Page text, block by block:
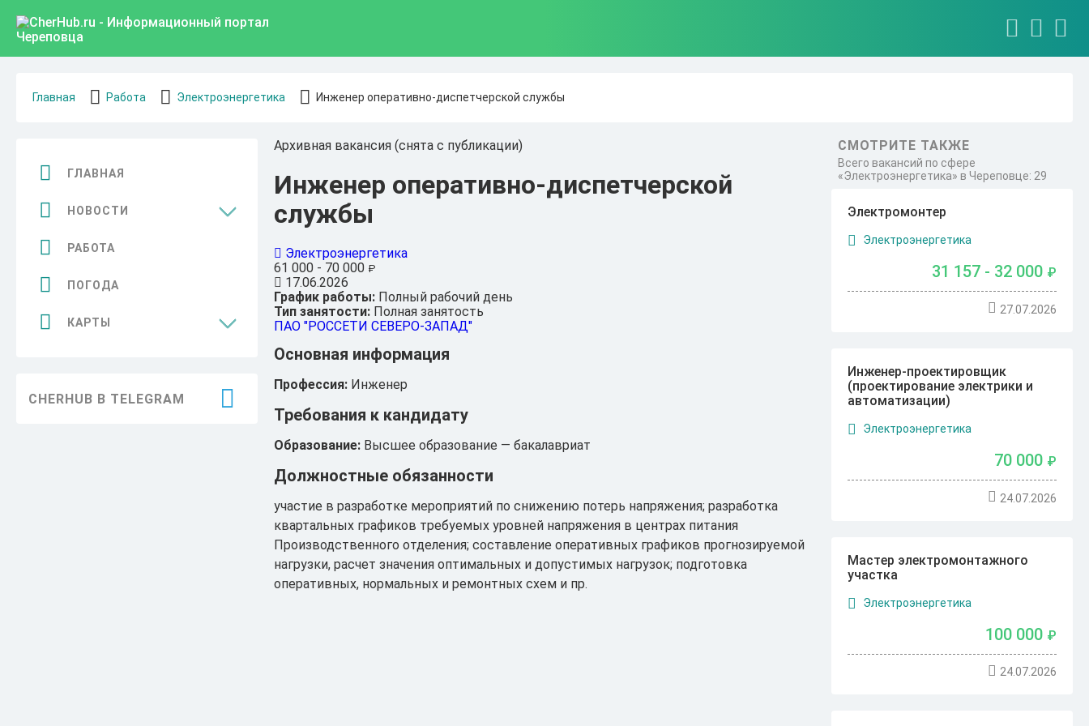
Главная Работа Электроэнергетика Инженер оперативно-диспетчерской службы
ГЛАВНАЯ
НОВОСТИ
Общество
РАБОТА
ПОГОДА
КАРТЫ
CHERHUB В TELEGRAM
Архивная вакансия (снята с публикации)
Инженер оперативно-диспетчерской
службы
Электроэнергетика
61 000 - 70 000 ₽
17.06.2026
График работы:Полный рабочий день
Тип занятости:Полная занятость
ПАО "РОССЕТИ СЕВЕРО-ЗАПАД"
Основная информация
Профессия:Инженер
Требования к кандидату
Образование:Высшее образование — бакалавриат
Должностные обязанности
участие в разработке мероприятий по снижению потерь напряжения; разработка
квартальных графиков требуемых уровней напряжения в центрах питания
Производственного отделения; составление оперативных графиков прогнозируемой
нагрузки, расчет значения оптимальных и допустимых нагрузок; подготовка
оперативных, нормальных и ремонтных схем и пр.
СМОТРИТЕ ТАКЖЕ
Всего вакансий по сфере
«Электроэнергетика» в Череповце: 29
Электромонтер
Электроэнергетика
31 157 - 32 000 ₽
27.07.2026
Инженер-проектировщик
(проектирование электрики и
автоматизации)
Электроэнергетика
70 000 ₽
24.07.2026
Мастер электромонтажного
участка
Электроэнергетика
100 000 ₽
24.07.2026